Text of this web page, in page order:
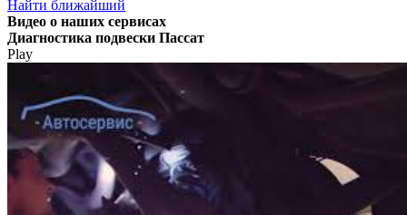
Найти ближайший
Видео о наших сервисах
Диагностика подвески Пассат
Play